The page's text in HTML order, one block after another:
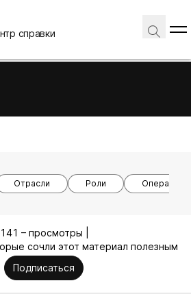
справки
Отрасли Роли
– просмотры |
сочли этот материал полезным
Подписаться